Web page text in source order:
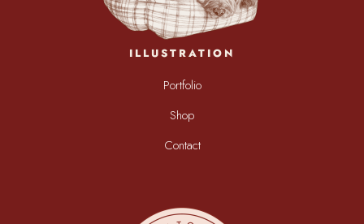
ILLUSTRATION
Portfolio
Shop
Contact